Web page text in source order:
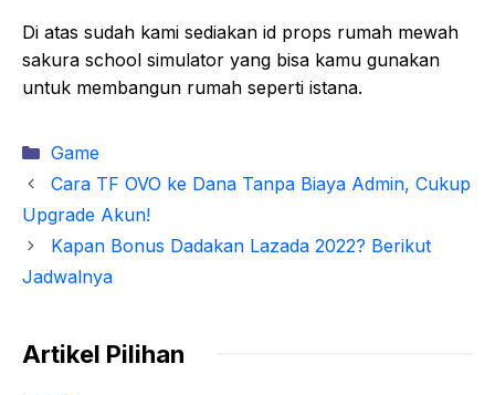
Di atas sudah kami sediakan id props rumah mewah
sakura school simulator yang bisa kamu gunakan
untuk membangun rumah seperti istana.
Kategori
Game
Cara TF OVO ke Dana Tanpa Biaya Admin, Cukup
Upgrade Akun!
Kapan Bonus Dadakan Lazada 2022? Berikut
Jadwalnya
Artikel Pilihan